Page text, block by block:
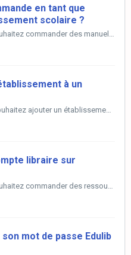
en tant que
scolaire ?
Vous êtes libraire et vous souhaitez commander des manuels numériques sur edulib.fr au nom d'un de vos clients établissement ? Pour passer commande...
à un
Vous êtes Libraire et vous souhaitez ajouter un établissement à votre compte Edulib ? Pour rattacher un nouvel établissement à votre compte libraire, il...
libraire sur
Vous êtes libraire et vous souhaitez commander des ressources numériques pour le compte d'un établissement ? Edulib travaille main dans la main avec ...
mot de passe Edulib